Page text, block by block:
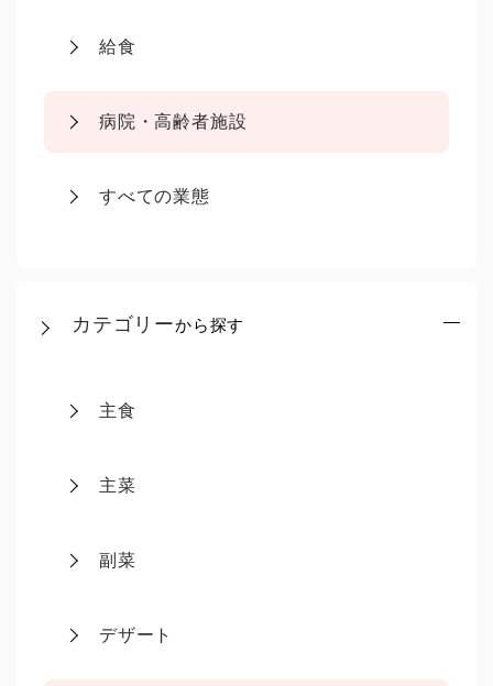
給食
病院・高齢者施設
すべての業態
カテゴリーから探す
主食
主菜
副菜
デザート